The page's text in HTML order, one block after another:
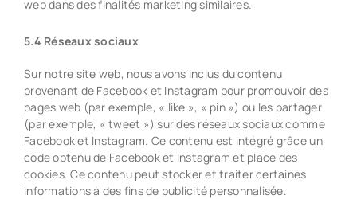
web dans des finalités marketing similaires.
5.4 Réseaux sociaux
Sur notre site web, nous avons inclus du contenu
provenant de Facebook et Instagram pour promouvoir des
pages web (par exemple, « like », « pin ») ou les partager
(par exemple, « tweet ») sur des réseaux sociaux comme
Facebook et Instagram. Ce contenu est intégré grâce un
code obtenu de Facebook et Instagram et place des
cookies. Ce contenu peut stocker et traiter certaines
informations à des fins de publicité personnalisée.